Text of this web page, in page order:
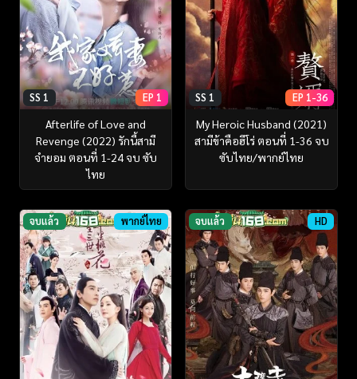
SS 1 EP 1
Afterlife of Love and
Revenge (2022) รักนี้สามี
จำยอม ตอนที่ 1-24 จบ ซับ
ไทย
SS 1 EP 1-36
My Heroic Husband (2021)
สามีข้าคือฮีโร่ ตอนที่ 1-36 จบ
ซับไทย/พากย์ไทย
จบแล้ว พากย์ไทย จบแล้ว HD